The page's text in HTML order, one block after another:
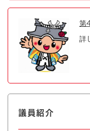
第
詳
議員紹介